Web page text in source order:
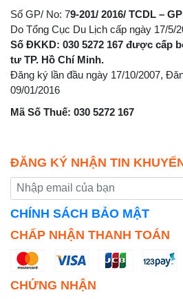
Số GP/ No: 79-201/ 2016/ TCDL –
Do Tổng Cục Du Lịch cấp ngày 17/5/
Số ĐKKD: 030 5272 167 được cấp
tư TP. Hồ Chí Minh.
Đăng ký lần đầu ngày 17/10/2007,
09/01/2016
Mã Số Thuế: 030 5272 167
ĐĂNG KÝ NHẬN TIN
CHÍNH SÁCH BẢO MẬT
CHẤP NHẬN THANH TOÁN
CHỨNG NHẬN